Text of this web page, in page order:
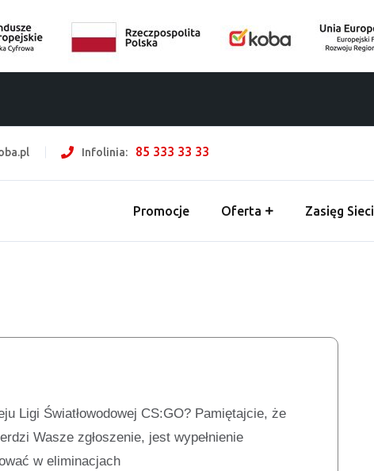
Infolinia: 85 333 33 33
Promocje Oferta Zasięg Sieci
Ligi Światłowodowej CS:GO? Pamiętajcie, że
Wasze zgłoszenie, jest wypełnienie
w eliminacjach